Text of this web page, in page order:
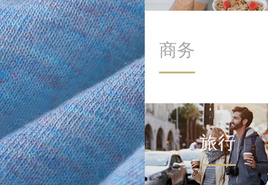
> FLOATING ISLAND IN THE CITY
尘世浮岛
商务
旅行